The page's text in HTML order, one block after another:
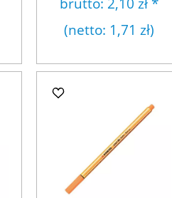
(netto: 1,71 zł)